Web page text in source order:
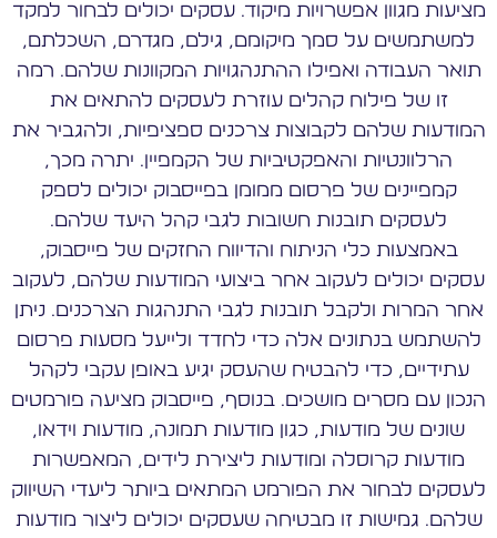
מציעות מגוון אפשרויות מיקוד. עסקים יכולים לבחור למקד
למשתמשים על סמך מיקומם, גילם, מגדרם, השכלתם,
תואר העבודה ואפילו ההתנהגויות המקוונות שלהם. רמה
זו של פילוח קהלים עוזרת לעסקים להתאים את
המודעות שלהם לקבוצות צרכנים ספציפיות, ולהגביר את
הרלוונטיות והאפקטיביות של הקמפיין. יתרה מכך,
קמפיינים של פרסום ממומן בפייסבוק יכולים לספק
לעסקים תובנות חשובות לגבי קהל היעד שלהם.
באמצעות כלי הניתוח והדיווח החזקים של פייסבוק,
עסקים יכולים לעקוב אחר ביצועי המודעות שלהם, לעקוב
אחר המרות ולקבל תובנות לגבי התנהגות הצרכנים. ניתן
להשתמש בנתונים אלה כדי לחדד ולייעל מסעות פרסום
עתידיים, כדי להבטיח שהעסק יגיע באופן עקבי לקהל
הנכון עם מסרים מושכים. בנוסף, פייסבוק מציעה פורמטים
שונים של מודעות, כגון מודעות תמונה, מודעות וידאו,
מודעות קרוסלה ומודעות ליצירת לידים, המאפשרות
לעסקים לבחור את הפורמט המתאים ביותר ליעדי השיווק
שלהם. גמישות זו מבטיחה שעסקים יכולים ליצור מודעות